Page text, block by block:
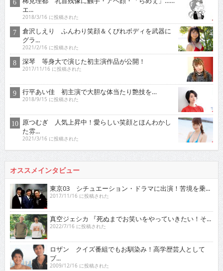
エ...
2018/3/16 に投稿された
倉沢しえり ふんわり笑顔＆くびれボディを武器に
グラ...
2021/2/16 に投稿された
深琴 等身大で演じた初主演作品が公開！
2017/11/16 に投稿された
行平あい佳 初主演で大胆な体当たり艶技を…
2018/9/15 に投稿された
原つむぎ 人気上昇中！愛らしい笑顔とほんわかし
た雰...
2021/3/16 に投稿された
オススメインタビュー
東京03 シチュエーション・ドラマに出演！苦境を乗...
2017/11/16 に投稿された
真空ジェシカ 『死ぬまでお笑いをやっていきたい！そ...
2022/7/16 に投稿された
ロザン クイズ番組でもお馴染み！高学歴芸人として
ブ...
2009/12/16 に投稿された